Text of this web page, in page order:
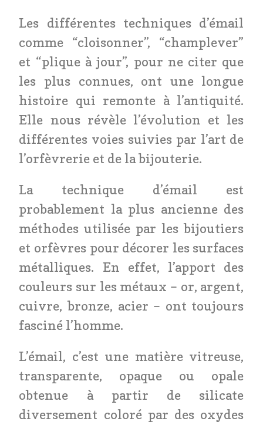
Les différentes techniques d’émail
comme “cloisonner”, “champlever”
et “plique à jour”, pour ne citer que
les plus connues, ont une longue
histoire qui remonte à l’antiquité.
Elle nous révèle l’évolution et les
différentes voies suivies par l’art de
l’orfèvrerie et de la bijouterie.
La technique d’émail est
probablement la plus ancienne des
méthodes utilisée par les bijoutiers
et orfèvres pour décorer les surfaces
métalliques. En effet, l’apport des
couleurs sur les métaux – or, argent,
cuivre, bronze, acier – ont toujours
fasciné l’homme.
L’émail, c’est une matière vitreuse,
transparente, opaque ou opale
obtenue à partir de silicate
diversement coloré par des oxydes